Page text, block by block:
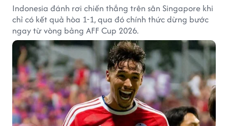
Indonesia đánh rơi chiến thắng trên sân Singapore khi
chỉ có kết quả hòa 1-1, qua đó chính thức dừng bước
ngay từ vòng bảng AFF Cup 2026.